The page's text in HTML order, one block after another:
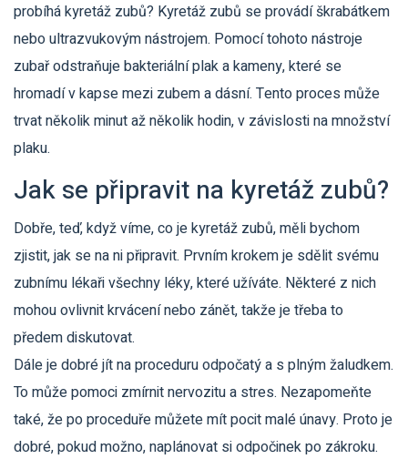
probíhá kyretáž zubů? Kyretáž zubů se provádí škrabátkem
nebo ultrazvukovým nástrojem. Pomocí tohoto nástroje
zubař odstraňuje bakteriální plak a kameny, které se
hromadí v kapse mezi zubem a dásní. Tento proces může
trvat několik minut až několik hodin, v závislosti na množství
plaku.
Jak se připravit na kyretáž zubů?
Dobře, teď, když víme, co je kyretáž zubů, měli bychom
zjistit, jak se na ni připravit. Prvním krokem je sdělit svému
zubnímu lékaři všechny léky, které užíváte. Některé z nich
mohou ovlivnit krvácení nebo zánět, takže je třeba to
předem diskutovat.
Dále je dobré jít na proceduru odpočatý a s plným žaludkem.
To může pomoci zmírnit nervozitu a stres. Nezapomeňte
také, že po proceduře můžete mít pocit malé únavy. Proto je
dobré, pokud možno, naplánovat si odpočinek po zákroku.